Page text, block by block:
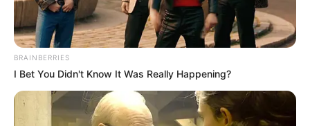
BRAINBERRIES
I Bet You Didn't Know It Was Really Happening?